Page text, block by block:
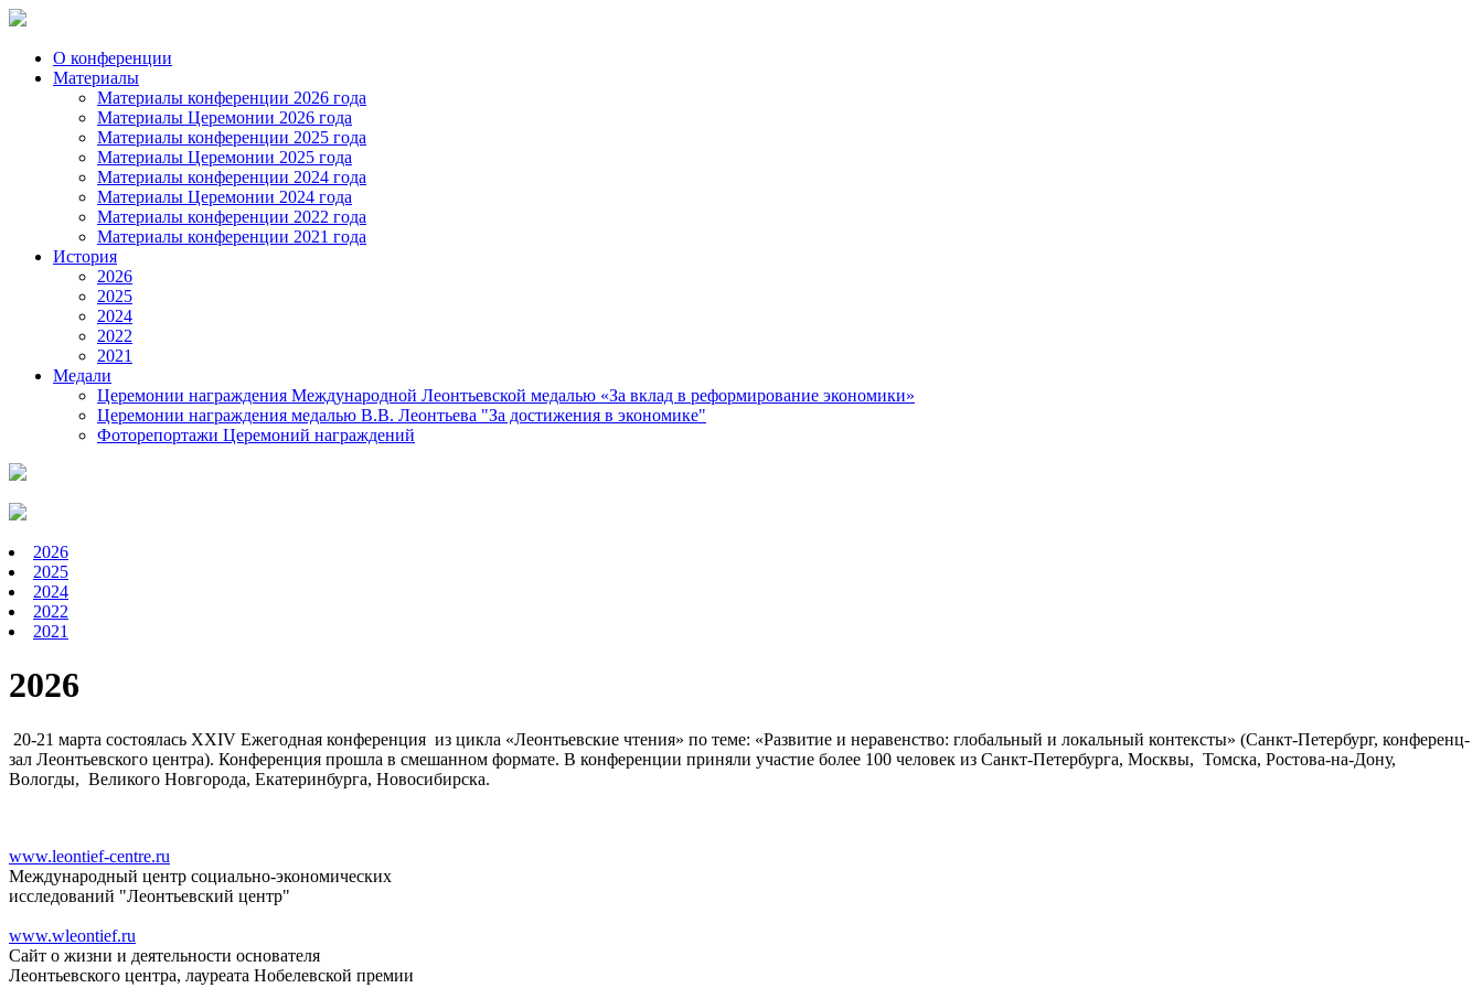
О конференции
Материалы
Материалы конференции 2026 года
Материалы Церемонии 2026 года
Материалы конференции 2025 года
Материалы Церемонии 2025 года
Материалы конференции 2024 года
Материалы Церемонии 2024 года
Материалы конференции 2022 года
Материалы конференции 2021 года
История
2026
2025
2024
2022
2021
Медали
Церемонии награждения Международной Леонтьевской медалью «За вклад в реформирование экономики»
Церемонии награждения медалью В.В. Леонтьева "За достижения в экономике"
Фоторепортажи Церемоний награждений
2026
2025
2024
2022
2021
2026
20-21 марта состоялась ХХIV Ежегодная конференция из цикла «Леонтьевские чтения» по теме: «Развитие и неравенство: глобальный и локальный контексты» (Санкт-Петербург, конференц-
зал Леонтьевского центра). Конференция прошла в смешанном формате. В конференции приняли участие более 100 человек из Санкт-Петербурга, Москвы, Томска, Ростова-на-Дону,
Вологды, Великого Новгорода, Екатеринбурга, Новосибирска.
www.leontief-centre.ru
Международный центр социально-экономических
исследований "Леонтьевский центр"
www.wleontief.ru
Сайт о жизни и деятельности основателя
Леонтьевского центра, лауреата Нобелевской премии